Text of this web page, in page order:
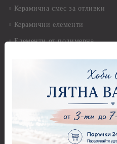
Керамична смес за отливки
Керамични елементи
Елементи от полимерна
Молдове и шаблони
Самосъхнеща глина